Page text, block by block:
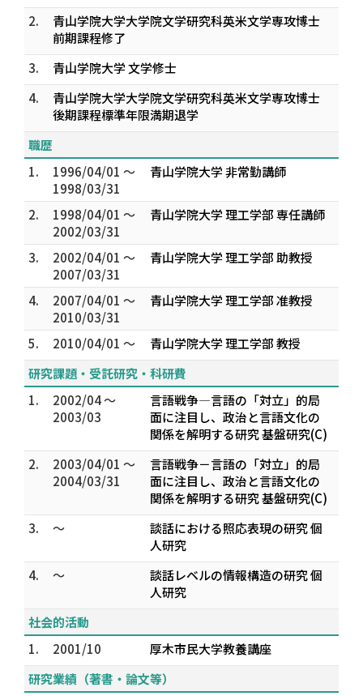
2.
青山学院大学大学院文学研究科英米文学専攻博士
前期課程修了
3.
青山学院大学 文学修士
4.
青山学院大学大学院文学研究科英米文学専攻博士
後期課程標準年限満期退学
職歴
1.
1996/04/01 ～
1998/03/31
青山学院大学 非常勤講師
2.
1998/04/01 ～
2002/03/31
青山学院大学 理工学部 専任講師
3.
2002/04/01 ～
2007/03/31
青山学院大学 理工学部 助教授
4.
2007/04/01 ～
2010/03/31
青山学院大学 理工学部 准教授
5. 2010/04/01 ～
青山学院大学 理工学部 教授
研究課題・受託研究・科研費
1.
2002/04 ～
2003/03
言語戦争―言語の「対立」的局
面に注目し、政治と言語文化の
関係を解明する研究 基盤研究(C)
2.
2003/04/01 ～
2004/03/31
言語戦争－言語の「対立」的局
面に注目し、政治と言語文化の
関係を解明する研究 基盤研究(C)
3.
～
談話における照応表現の研究 個
人研究
4.
～
談話レベルの情報構造の研究 個
人研究
社会的活動
1.
2001/10
厚木市民大学教養講座
研究業績（著書・論文等）